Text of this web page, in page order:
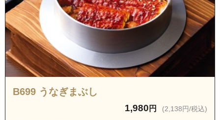
茨城県龍ケ崎市城ノ内４丁目
茨城県龍ケ崎市城ノ内５丁目
茨城県龍ケ崎市大塚町
茨城県龍ケ崎市向陽台１丁目
茨城県龍ケ崎市向陽台２丁目
茨城県龍ケ崎市向陽台３丁目
B699 うなぎまぶし
1,980 円 (2,138円/税込)